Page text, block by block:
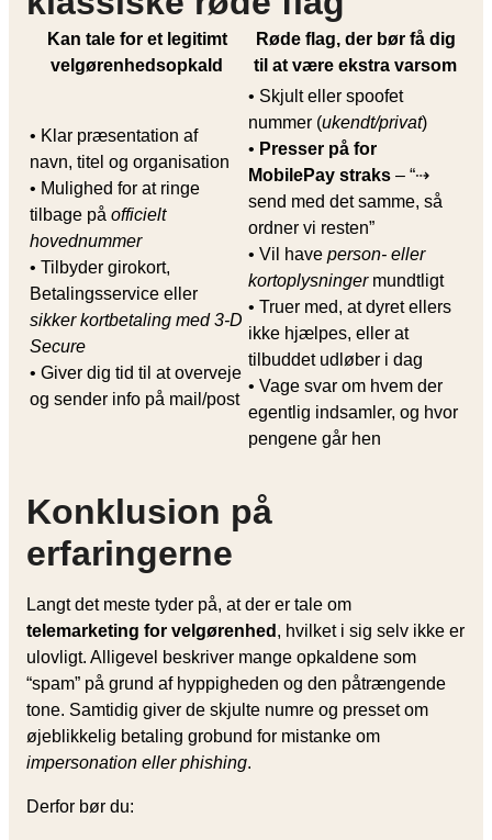
Kan tale for et legitimt
velgørenhedsopkald
Røde flag, der bør få dig
til at være ekstra varsom
• Klar præsentation af
navn, titel og organisation
• Mulighed for at ringe
tilbage på officielt
hovednummer
• Tilbyder girokort,
Betalingsservice eller
sikker kortbetaling med 3-D
Secure
• Giver dig tid til at overveje
og sender info på mail/post
• Skjult eller spoofet
nummer (ukendt/privat)
• Presser på for
MobilePay straks – “⇢
send med det samme, så
ordner vi resten”
• Vil have person- eller
kortoplysningermundtligt
• Truer med, at dyret ellers
ikke hjælpes, eller at
tilbuddet udløber i dag
• Vage svar om hvem der
egentlig indsamler, og hvor
pengene går hen
Konklusion på
erfaringerne
Langt det meste tyder på, at der er tale om
telemarketing for velgørenhed , hvilket i sig selv ikke er
ulovligt. Alligevel beskriver mange opkaldene som
“spam” på grund af hyppigheden og den påtrængende
tone. Samtidig giver de skjulte numre og presset om
øjeblikkelig betaling grobund for mistanke om
impersonation eller phishing.
Derfor bør du: